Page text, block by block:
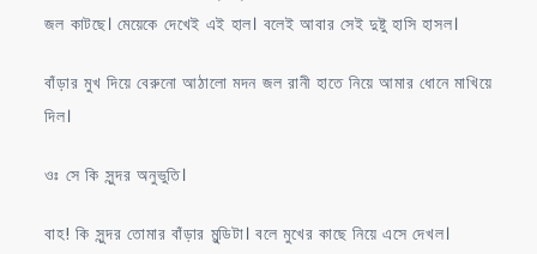
জল কাটছে। মেয়েকে দেখেই এই হাল। বলেই আবার সেই দুষ্টু হাসি হাসল।
বাঁড়ার মুখ দিয়ে বেরুনো আঠালো মদন জল রানী হাতে নিয়ে আমার ধোনে মাখিয়ে
দিল।
ওঃ সে কি সুন্দর অনুভুতি।
বাহ! কি সুন্দর তোমার বাঁড়ার মুন্ডিটা। বলে মুখের কাছে নিয়ে এসে দেখল।